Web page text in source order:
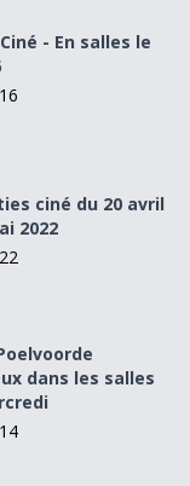
- En salles le
ciné du 20 avril
2022
salles dès mercredi
dans les salles